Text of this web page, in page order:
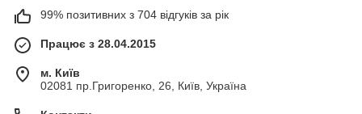
99% позитивних з 704 відгуків за рік
Працює з 28.04.2015
м. Київ
02081 пр.Григоренко, 26, Київ, Україна